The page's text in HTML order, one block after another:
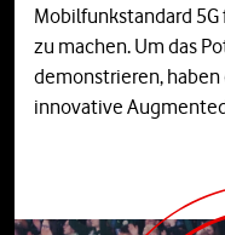
Mobilfunkstandard
zu machen. Um das
demonstrieren,
innovative